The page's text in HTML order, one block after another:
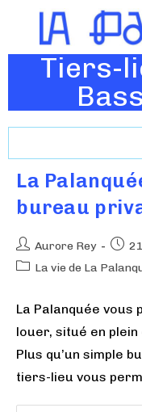
Tiers-
La
bureau
Aurore Rey
La vie de La
La Palanquée vous
louer, situé en
Plus qu’un simple
tiers-lieu vous